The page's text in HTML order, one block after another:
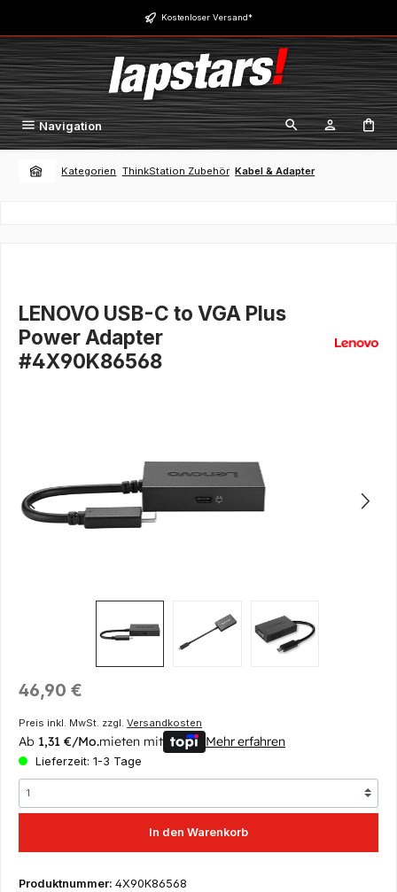
Zum Hauptinhalt springen Kostenloser Versand*
Navigation
Kategorien ThinkStation Zubehör Kabel & Adapter
LENOVO USB-C to VGA Plus
Power Adapter
#4X90K86568
Regulärer Preis:
46,90 €
Preis inkl. MwSt. zzgl. Versandkosten
Ab 1,31 €/Mo.mieten mit Mehr erfahren
Lieferzeit: 1-3 Tage
In den Warenkorb
Produktnummer: 4X90K86568